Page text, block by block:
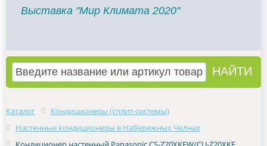
Выставка "Мир Климата 2020"
Каталог
Кондиционеры (сплит-системы)
Настенные кондиционеры в Набережных Челнах